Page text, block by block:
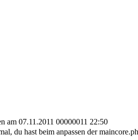
am 07.11.2011 00000011 22:50
du hast beim anpassen der